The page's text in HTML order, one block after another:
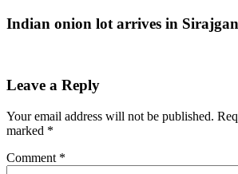
Indian onion lot arrives in
Leave a Reply
Your email address will not be published.
marked *
Comment *